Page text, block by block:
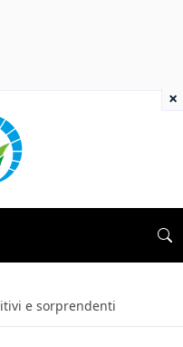
e sorprendenti
×